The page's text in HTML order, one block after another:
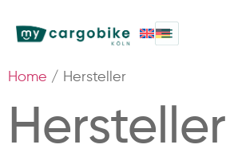
Home / Hersteller
Hersteller